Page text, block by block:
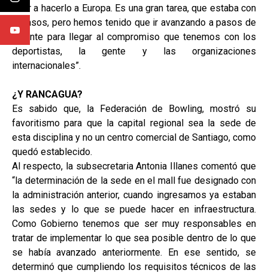
de ir a hacerlo a Europa. Es una gran tarea, que estaba con
retrasos, pero hemos tenido que ir avanzando a pasos de
gigante para llegar al compromiso que tenemos con los
deportistas, la gente y las organizaciones
internacionales”.
¿Y RANCAGUA?
Es sabido que, la Federación de Bowling, mostró su
favoritismo para que la capital regional sea la sede de
esta disciplina y no un centro comercial de Santiago, como
quedó establecido.
Al respecto, la subsecretaria Antonia Illanes comentó que
“la determinación de la sede en el mall fue designado con
la administración anterior, cuando ingresamos ya estaban
las sedes y lo que se puede hacer en infraestructura.
Como Gobierno tenemos que ser muy responsables en
tratar de implementar lo que sea posible dentro de lo que
se había avanzado anteriormente. En ese sentido, se
determinó que cumpliendo los requisitos técnicos de las